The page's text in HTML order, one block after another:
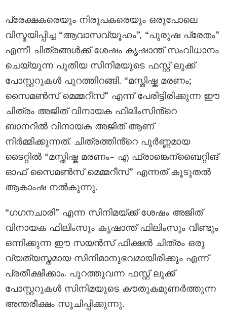
പ്രേക്ഷകരെയും നിരൂപകരെയും ഒരുപോലെ
വിസ്മയിപ്പിച്ച “ആവാസവ്യൂഹം”, “പുരുഷ പ്രേതം”
എന്നീ ചിത്രങ്ങൾക്ക് ശേഷം കൃഷാന്ത്‌ സംവിധാനം
ചെയ്യുന്ന പുതിയ സിനിമയുടെ ഫസ്റ്റ് ലുക്ക്
പോസ്റ്ററുകൾ പുറത്തിറങ്ങി. “മസ്തിഷ്ക മരണം;
സൈമൺസ് മെമ്മറീസ്” എന്ന് പേരിട്ടിരിക്കുന്ന ഈ
ചിത്രം അജിത് വിനായക ഫിലിംസിൻ്റെ
ബാനറിൽ വിനായക അജിത് ആണ്
നിർമ്മിക്കുന്നത്. ചിത്രത്തിൻ്റെ പൂർണ്ണമായ
ടൈറ്റിൽ “മസ്തിഷ്ക മരണം- എ ഫ്രാങ്കെന്ബൈറ്റിങ്
ഓഫ് സൈമൺസ് മെമ്മറീസ്” എന്നത് കൂടുതൽ
ആകാംഷ നൽകുന്നു.
“ഗഗനചാരി” എന്ന സിനിമയ്ക്ക് ശേഷം അജിത്
വിനായക ഫിലിംസും കൃഷാന്ത്‌ ഫിലിംസും വീണ്ടും
ഒന്നിക്കുന്ന ഈ സയൻസ് ഫിക്ഷൻ ചിത്രം ഒരു
വ്യത്യസ്തമായ സിനിമാനുഭവമായിരിക്കും എന്ന്
പ്രതീക്ഷിക്കാം. പുറത്തുവന്ന ഫസ്റ്റ് ലുക്ക്
പോസ്റ്ററുകൾ സിനിമയുടെ കൗതുകമുണർത്തുന്ന
അന്തരീക്ഷം സൂചിപ്പിക്കുന്നു.